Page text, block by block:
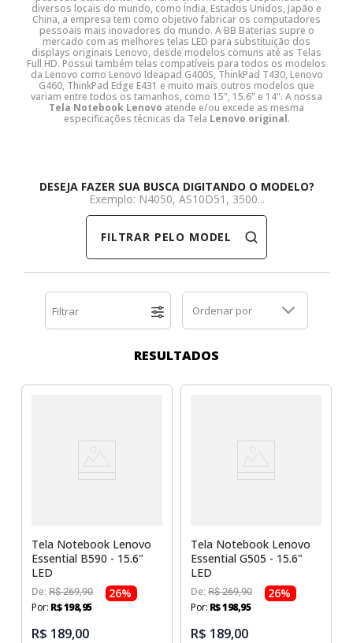
HP
Positivo
Samsung
Itautec
Philco
Samsung
Semp Toshiba
Positivo
Samsung
Toshiba
Sony Vaio
Samsung
Sony Vaio
Toshiba
Samsung
DDR3
SSD M.2 SATA
SSD M.2 NVME
Caddy para SSD
Cooler Interno
Dobradiça Notebook
Limpa Telas
Memória DDR4
SSD M.2 SATA
SSD M.2 NVME
diversos locais do mundo, como Índia, Estados Unidos, Japão e
China, a empresa tem como objetivo fabricar os computadores
pessoais mais inovadores do mundo. A BB Baterias supre o
mercado com as melhores telas LED para substituição dos
displays originais Lenovo, desde modelos comuns até as Telas
Full HD. Possui também telas compatíveis para todos os modelos
da Lenovo como Lenovo Ideapad G400S, ThinkPad T430, Lenovo
G460, ThinkPad Edge E431 e muito mais outros modelos que
variam entre todos os tamanhos, como 15", 15.6" e 14". A nossa
Tela Notebook Lenovo atende e/ou excede as mesma
especificações técnicas da Tela Lenovo original.
DESEJA FAZER SUA BUSCA DIGITANDO O MODELO?
Exemplo: N4050, AS10D51, 3500...
FILTRAR PELO MODELO
Filtrar Ordenar por
RESULTADOS
Tela Notebook Lenovo
Essential B590 - 15.6"
LED
De:R$ 269,90 26%
Por: R$198,95
R$ 189,00
Tela Notebook Lenovo
Essential G505 - 15.6"
LED
De: R$ 269,90 26%
Por: R$198,95
R$ 189,00